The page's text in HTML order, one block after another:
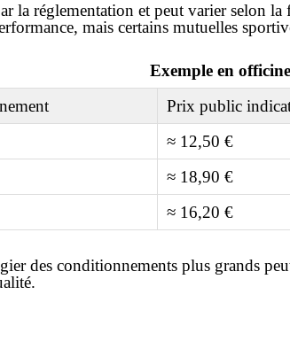
la réglementation et peut varier selon
mais certains mutuelles
Exemple en
Prix public
≈ 12,50 €
≈ 18,90 €
≈ 16,20 €
des conditionnements plus grands